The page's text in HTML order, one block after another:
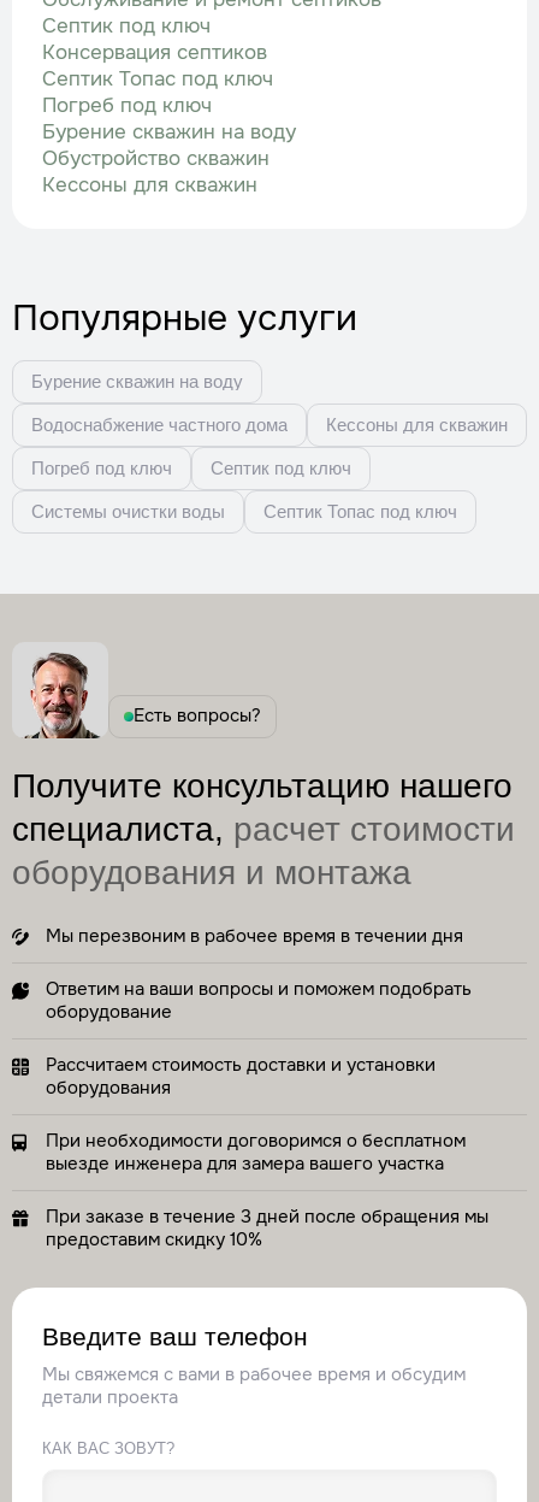
Септик под ключ
Консервация септиков
Септик Топас под ключ
Погреб под ключ
Бурение скважин на воду
Обустройство скважин
Кессоны для скважин
Популярные услуги
Бурение скважин на воду
Водоснабжение частного дома Кессоны для скважин
Погреб под ключ Септик под ключ
Системы очистки воды Септик Топас под ключ
Есть вопросы?
Получите консультацию нашего
специалиста, расчет стоимости
оборудования и монтажа
Мы перезвоним в рабочее время в течении дня
Ответим на ваши вопросы и поможем подобрать
оборудование
Рассчитаем стоимость доставки и установки
оборудования
При необходимости договоримся о бесплатном
выезде инженера для замера вашего участка
При заказе в течение 3 дней после обращения мы
предоставим скидку 10%
Введите ваш телефон
Мы свяжемся с вами в рабочее время и обсудим
детали проекта
КАК ВАС ЗОВУТ?